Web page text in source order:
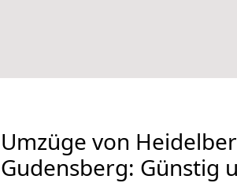
Umzüge von
Gudensberg: Günstig